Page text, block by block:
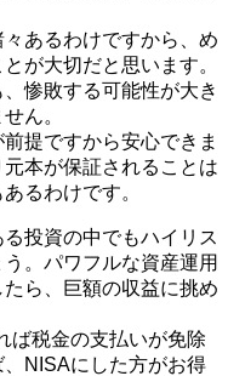
あるわけですから、め
が大切だと思います。
惨敗する可能性が大き
ん。
提ですから安心できま
本が保証されることは
るわけです。
投資の中でもハイリス
。パワフルな資産運用
ら、巨額の収益に挑め
ば税金の支払いが免除
NISAにした方がお得